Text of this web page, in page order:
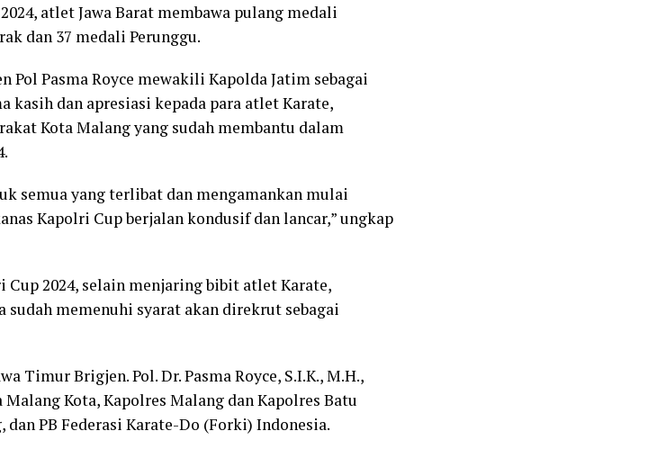
atlet Jawa Barat membawa pulang medali
dan 37 medali Perunggu.
Pol Pasma Royce mewakili Kapolda Jatim sebagai
kasih dan apresiasi kepada para atlet Karate,
Kota Malang yang sudah membantu dalam
semua yang terlibat dan mengamankan mulai
Kapolri Cup berjalan kondusif dan lancar,” ungkap
Cup 2024, selain menjaring bibit atlet Karate,
sudah memenuhi syarat akan direkrut sebagai
Timur Brigjen. Pol. Dr. Pasma Royce, S.I.K., M.H.,
Kota, Kapolres Malang dan Kapolres Batu
PB Federasi Karate-Do (Forki) Indonesia.